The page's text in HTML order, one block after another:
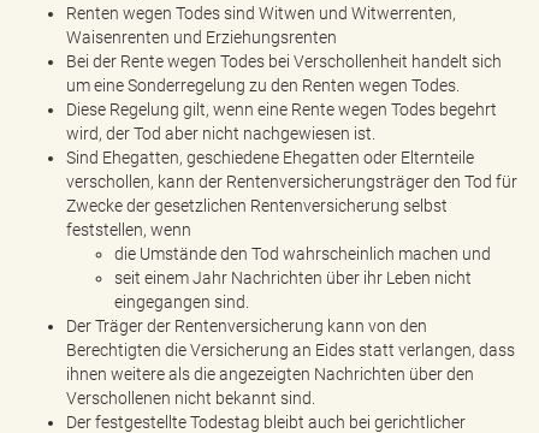
Renten wegen Todes sind Witwen und Witwerrenten,
Waisenrenten und Erziehungsrenten
Bei der Rente wegen Todes bei Verschollenheit handelt sich
um eine Sonderregelung zu den Renten wegen Todes.
Diese Regelung gilt, wenn eine Rente wegen Todes begehrt
wird, der Tod aber nicht nachgewiesen ist.
Sind Ehegatten, geschiedene Ehegatten oder Elternteile
verschollen, kann der Rentenversicherungsträger den Tod für
Zwecke der gesetzlichen Rentenversicherung selbst
feststellen, wenn
die Umstände den Tod wahrscheinlich machen und
seit einem Jahr Nachrichten über ihr Leben nicht
eingegangen sind.
Der Träger der Rentenversicherung kann von den
Berechtigten die Versicherung an Eides statt verlangen, dass
ihnen weitere als die angezeigten Nachrichten über den
Verschollenen nicht bekannt sind.
Der festgestellte Todestag bleibt auch bei gerichtlicher